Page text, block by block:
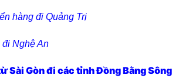
hàng đi Quảng Trị
Nghệ An
Sài Gòn đi các tỉnh Đồng Bằng Sông